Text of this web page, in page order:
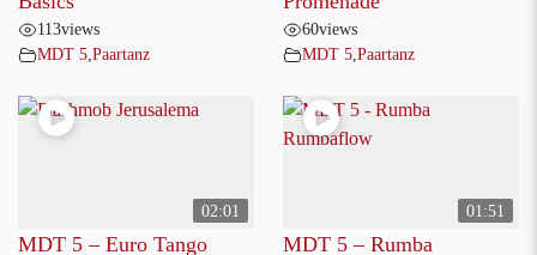
113views
MDT 5 Paartanz
60views
MDT 5 Paartanz
02:01
MDT 5 – Euro Tango
01:51
MDT 5 – Rumba